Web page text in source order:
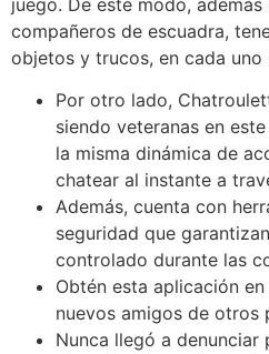
compañeros de escuadra,
objetos y trucos, en cada
Por otro lado,
siendo veteranas en
la misma dinámica de
chatear al instante a
Además, cuenta con
seguridad que
controlado durante las
Obtén esta aplicación
nuevos amigos de otros
Nunca llegó a